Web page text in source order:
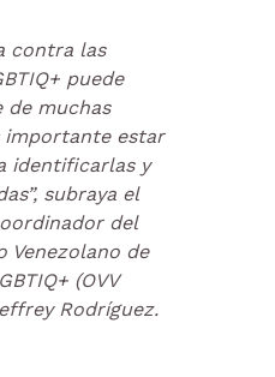
contra las
puede
de muchas
importante estar
identificarlas y
subraya el
del
Venezolano de
(OVV
Rodríguez.